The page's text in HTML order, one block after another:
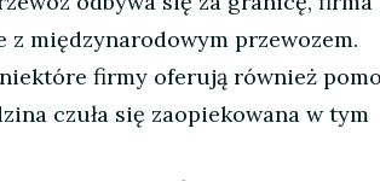
międzynarodowym przewozem.
firmy oferują również
czuła się zaopiekowana w tym